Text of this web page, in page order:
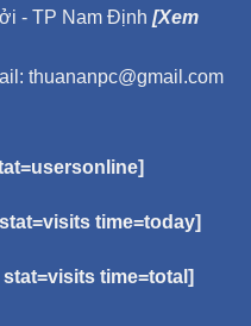
- TP Nam Định [Xem
thuananpc@gmail.com
time=today]
time=total]